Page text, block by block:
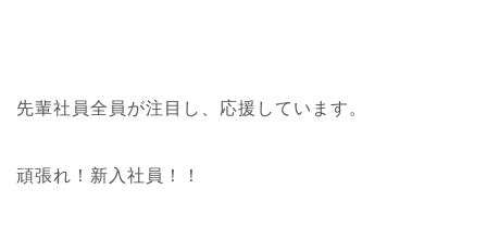
先輩社員全員が注目し、応援しています。
頑張れ！新入社員！！